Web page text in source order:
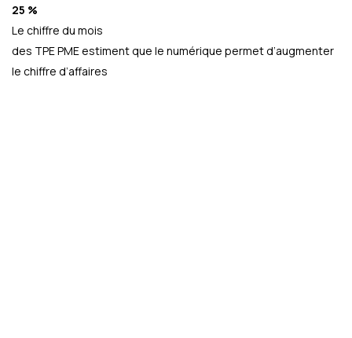
25 %
Le chiffre du mois
des TPE PME estiment que le numérique permet d’augmenter
le chiffre d’affaires